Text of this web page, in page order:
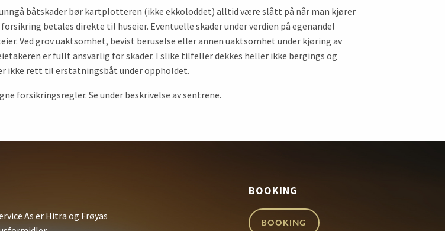
båtskader bør kartplotteren (ikke ekkoloddet) alltid være slått på når man kjører
betales direkte til huseier. Eventuelle skader under verdien på egenandel
Ved grov uaktsomhet, bevist beruselse eller annen uaktsomhet under kjøring av
er fullt ansvarlig for skader. I slike tilfeller dekkes heller ikke bergings og
ikke rett til erstatningsbåt under oppholdet.
forsikringsregler. Se under beskrivelse av sentrene.
As er Hitra og Frøyas
BOOKING
BOOKING